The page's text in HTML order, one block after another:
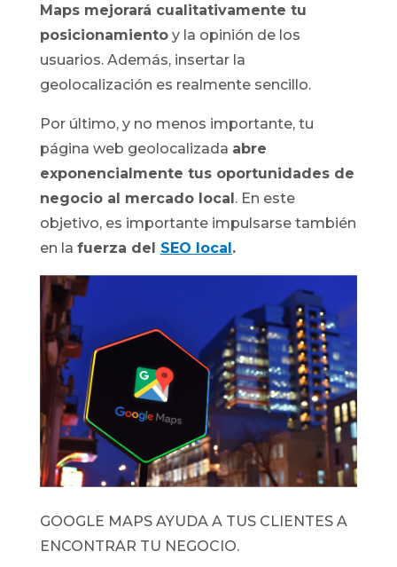
Maps mejorará cualitativamente tu
posicionamientoy la opinión de los
usuarios. Además, insertar la
geolocalización es realmente sencillo.
Por último, y no menos importante, tu
página web geolocalizada abre
exponencialmente tus oportunidades de
negocio al mercado local. En este
objetivo, es importante impulsarse también
en la fuerza del SEO local.
GOOGLE MAPS AYUDA A TUS CLIENTES A
ENCONTRAR TU NEGOCIO.